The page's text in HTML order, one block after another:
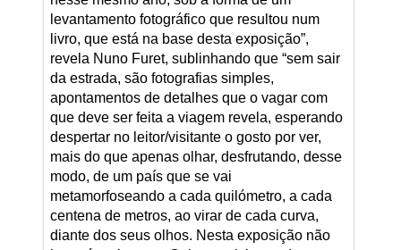
levantamento fotográfico que resultou num
livro, que está na base desta exposição”,
revela Nuno Furet, sublinhando que “sem sair
da estrada, são fotografias simples,
apontamentos de detalhes que o vagar com
que deve ser feita a viagem revela, esperando
despertar no leitor/visitante o gosto por ver,
mais do que apenas olhar, desfrutando, desse
modo, de um país que se vai
metamorfoseando a cada quilómetro, a cada
centena de metros, ao virar de cada curva,
diante dos seus olhos. Nesta exposição não